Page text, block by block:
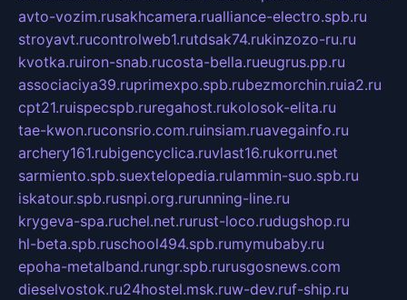
avto-vozim.rusakhcamera.rualliance-electro.spb.ru
stroyavt.rucontrolweb1.rutdsak74.rukinzozo-ru.ru
kvotka.ruiron-snab.rucosta-bella.rueugrus.pp.ru
associaciya39.ruprimexpo.spb.rubezmorchin.ruia2.ru
cpt21.ruispecspb.ruregahost.rukolosok-elita.ru
tae-kwon.ruconsrio.com.ruinsiam.ruavegainfo.ru
archery161.rubigencyclica.ruvlast16.rukorru.net
sarmiento.spb.suextelopedia.rulammin-suo.spb.ru
iskatour.spb.rusnpi.org.rurunning-line.ru
krygeva-spa.ruchel.net.rurust-loco.rudugshop.ru
hl-beta.spb.ruschool494.spb.rumymubaby.ru
epoha-metalband.rungr.spb.rurusgosnews.com
dieselvostok.ru24hostel.msk.ruw-dev.ruf-ship.ru